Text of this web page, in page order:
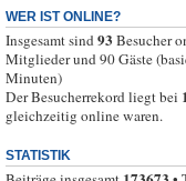
WER IST ONLINE?
Insgesamt sind93 Besucher
Mitglieder und 90 Gäste
Minuten)
Der Besucherrekord liegt bei
gleichzeitig online waren.
STATISTIK